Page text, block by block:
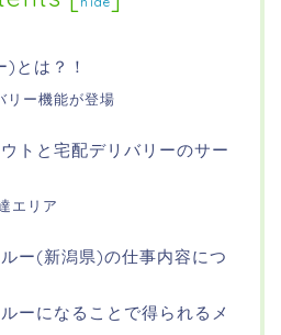
とは？！
リー機能が登場
トと宅配デリバリーのサー
エリア
ー(新潟県)の仕事内容につ
ーになることで得られるメ